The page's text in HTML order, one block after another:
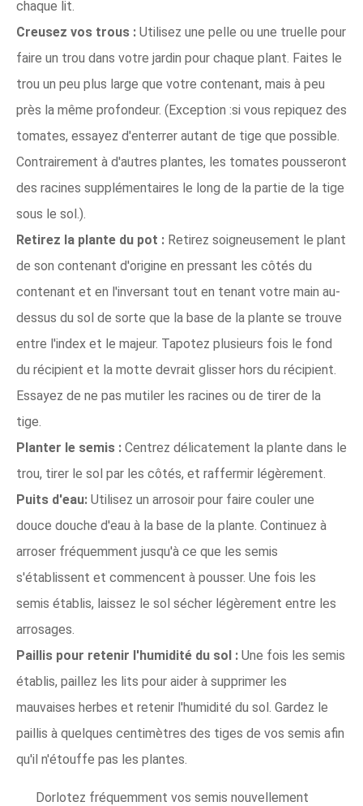
chaque lit.
Creusez vos trous : Utilisez une pelle ou une truelle pour
faire un trou dans votre jardin pour chaque plant. Faites le
trou un peu plus large que votre contenant, mais à peu
près la même profondeur. (Exception :si vous repiquez des
tomates, essayez d'enterrer autant de tige que possible.
Contrairement à d'autres plantes, les tomates pousseront
des racines supplémentaires le long de la partie de la tige
sous le sol.).
Retirez la plante du pot : Retirez soigneusement le plant
de son contenant d'origine en pressant les côtés du
contenant et en l'inversant tout en tenant votre main au-
dessus du sol de sorte que la base de la plante se trouve
entre l'index et le majeur. Tapotez plusieurs fois le fond
du récipient et la motte devrait glisser hors du récipient.
Essayez de ne pas mutiler les racines ou de tirer de la
tige.
Planter le semis : Centrez délicatement la plante dans le
trou, tirer le sol par les côtés, et raffermir légèrement.
Puits d'eau: Utilisez un arrosoir pour faire couler une
douce douche d'eau à la base de la plante. Continuez à
arroser fréquemment jusqu'à ce que les semis
s'établissent et commencent à pousser. Une fois les
semis établis, laissez le sol sécher légèrement entre les
arrosages.
Paillis pour retenir l'humidité du sol : Une fois les semis
établis, paillez les lits pour aider à supprimer les
mauvaises herbes et retenir l'humidité du sol. Gardez le
paillis à quelques centimètres des tiges de vos semis afin
qu'il n'étouffe pas les plantes.
Dorlotez fréquemment vos semis nouvellement